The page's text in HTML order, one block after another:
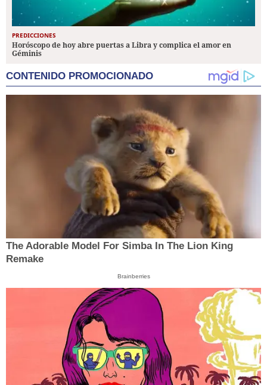
PREDICCIONES
Horóscopo de hoy abre puertas a Libra y complica el amor en
Géminis
CONTENIDO PROMOCIONADO
The Adorable Model For Simba In The Lion King
Remake
Brainberries